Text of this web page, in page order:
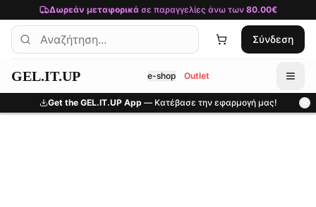
Μετάβαση στο κύριο περιεχόμενο
Δωρεάν μεταφορικάσε παραγγελίες άνω των 80.00€
Σύνδεση
GEL.IT.UP e-shop Outlet
Get the GEL.IT.UP App — Κατέβασε την εφαρμογή μας!